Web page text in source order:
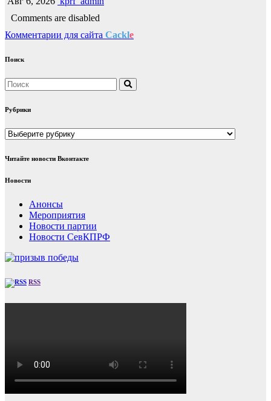
Comments are disabled
Комментарии для сайта Cackle
Поиск
Рубрики
Рубрики
Читайте новости Вконтакте
Новости
Анонсы
Мероприятия
Новости партии
Новости СевКПРФ
RSS